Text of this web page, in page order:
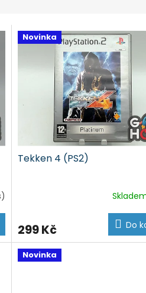
Novinka
Tekken 4 (PS2)
299 Kč Do
Novinka